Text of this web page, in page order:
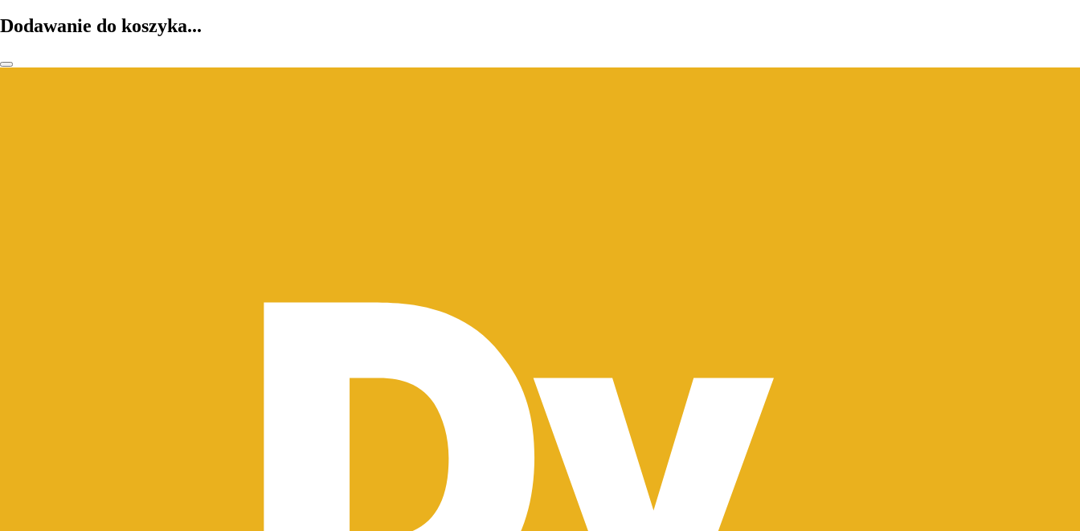
Dodawanie do koszyka...